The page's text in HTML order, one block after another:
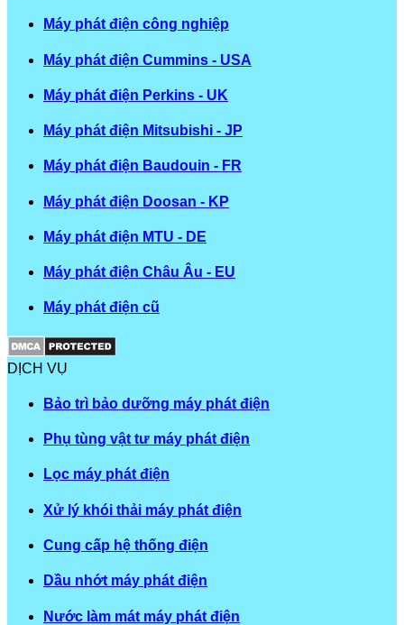
Máy phát điện công nghiệp
Máy phát điện Cummins - USA
Máy phát điện Perkins - UK
Máy phát điện Mitsubishi - JP
Máy phát điện Baudouin - FR
Máy phát điện Doosan - KP
Máy phát điện MTU - DE
Máy phát điện Châu Âu - EU
Máy phát điện cũ
DỊCH VỤ
Bảo trì bảo dưỡng máy phát điện
Phụ tùng vật tư máy phát điện
Lọc máy phát điện
Xử lý khói thải máy phát điện
Cung cấp hệ thống điện
Dầu nhớt máy phát điện
Nước làm mát máy phát điện